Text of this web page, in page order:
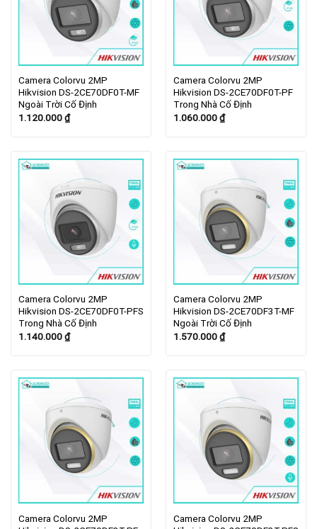
Camera Colorvu 2MP
Hikvision DS-2CE70DF0T-MF
Ngoài Trời Cố Định
1.120.000₫
Camera Colorvu 2MP
Hikvision DS-2CE70DF0T-PF
Trong Nhà Cố Định
1.060.000₫
Camera Colorvu 2MP
Hikvision DS-2CE70DF0T-PFS
Trong Nhà Cố Định
1.140.000₫
Camera Colorvu 2MP
Hikvision DS-2CE70DF3T-MF
Ngoài Trời Cố Định
1.570.000₫
Camera Colorvu 2MP
Camera Colorvu 2MP